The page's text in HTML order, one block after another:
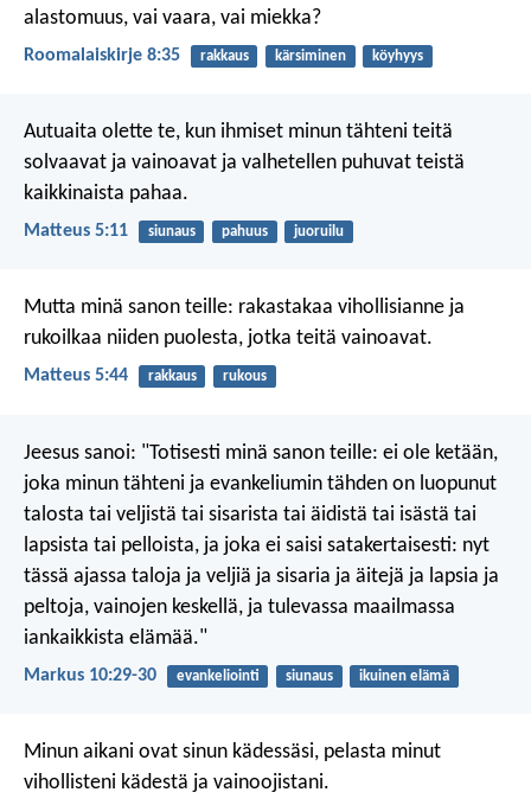
alastomuus, vai vaara, vai miekka?
Roomalaiskirje 8:35 rakkaus kärsiminen köyhyys
Autuaita olette te, kun ihmiset minun tähteni teitä
solvaavat ja vainoavat ja valhetellen puhuvat teistä
kaikkinaista pahaa.
Matteus 5:11 siunaus pahuus juoruilu
Mutta minä sanon teille: rakastakaa vihollisianne ja
rukoilkaa niiden puolesta, jotka teitä vainoavat.
Matteus 5:44 rakkaus rukous
Jeesus sanoi: "Totisesti minä sanon teille: ei ole ketään,
joka minun tähteni ja evankeliumin tähden on luopunut
talosta tai veljistä tai sisarista tai äidistä tai isästä tai
lapsista tai pelloista, ja joka ei saisi satakertaisesti: nyt
tässä ajassa taloja ja veljiä ja sisaria ja äitejä ja lapsia ja
peltoja, vainojen keskellä, ja tulevassa maailmassa
iankaikkista elämää."
Markus 10:29-30 evankeliointi siunaus ikuinen elämä
Minun aikani ovat sinun kädessäsi, pelasta minut
vihollisteni kädestä ja vainoojistani.